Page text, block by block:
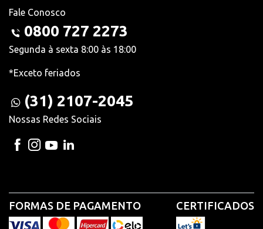
Fale Conosco
0800 727 2273
Segunda à sexta 8:00 às 18:00
*Exceto feriados
(31) 2107-2045
Nossas Redes Sociais
FORMAS DE PAGAMENTO CERTIFICADOS